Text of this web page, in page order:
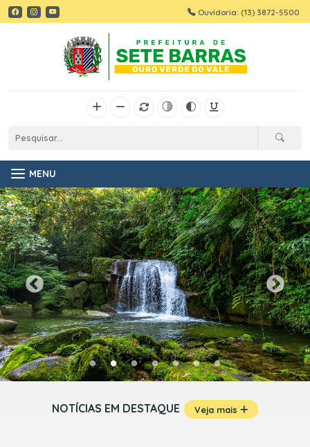
Ouvidoria: (13) 3872-5500
MENU
NOTÍCIAS EM DESTAQUE Veja mais